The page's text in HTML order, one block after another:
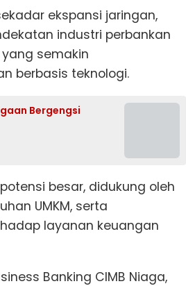
ekspansi jaringan,
industri perbankan
semakin
berbasis teknologi.
Bergengsi
besar, didukung oleh
UMKM, serta
layanan keuangan
Banking CIMB Niaga,